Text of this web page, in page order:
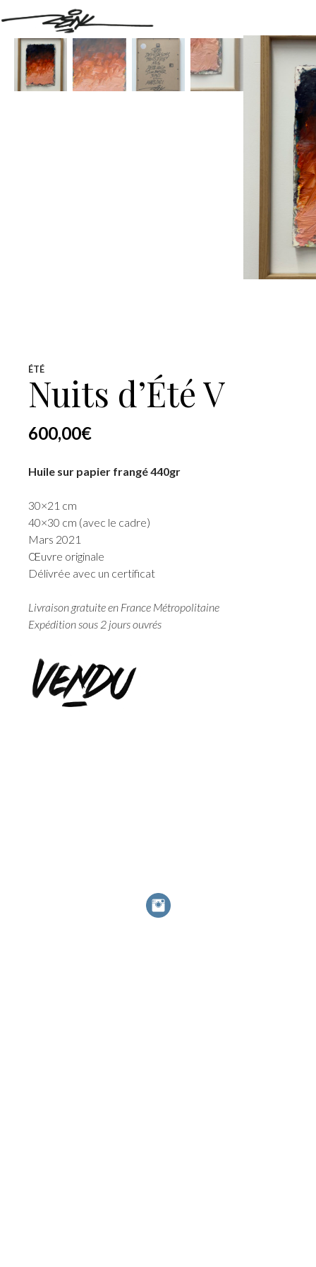
ÉTÉ
Nuits d’Été V
600,00€
Huile sur papier frangé 440gr
30×21 cm
40×30 cm (avec le cadre)
Mars 2021
Œuvre originale
Délivrée avec un certificat
Livraison gratuite en France Métropolitaine
Expédition sous 2 jours ouvrés